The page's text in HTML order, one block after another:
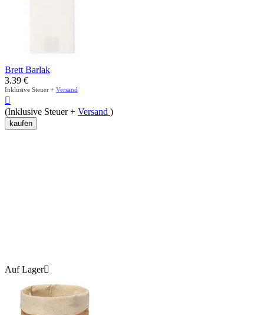
Brett Barlak
3.39 €
Inklusive Steuer + Versand

(Inklusive Steuer + Versand )
kaufen
Auf Lager